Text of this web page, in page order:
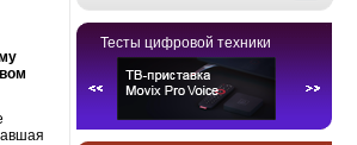
Тесты цифровой техники